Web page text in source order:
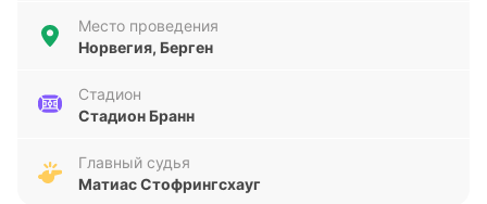
одно очко и опережает на один балл «КФУМ-
проиграла три матча в Высшая Лига подряд. А в
трех последних матчах турнира «Бранн» не
«Будё-Глимт» (1:3) и «Олесунну» (1:2).
Место проведения
Норвегия, Берген
Стадион
Стадион Бранн
Главный судья
Матиас Стофрингсхауг